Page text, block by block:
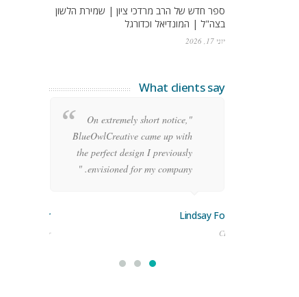
ספר חדש של הרב מרדכי ציון | שמירת הלשון
בצה"ל | המונדיאל וכדורגל
יוני 17, 2026
What clients say
"On extremely short notice,
BlueOwlCreative came up with
the perfect design I previously
envisioned for my company. "
Lindsay Ford
CEO
Stoner
Manager